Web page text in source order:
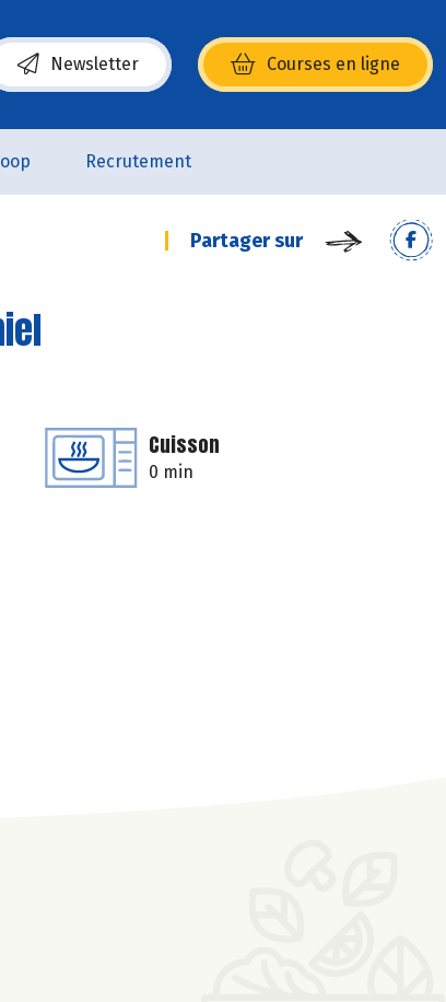
Newsletter Courses en ligne
dans une nouvelle fenêtre)
Recrutement
Partager sur
Cuisson
0 min